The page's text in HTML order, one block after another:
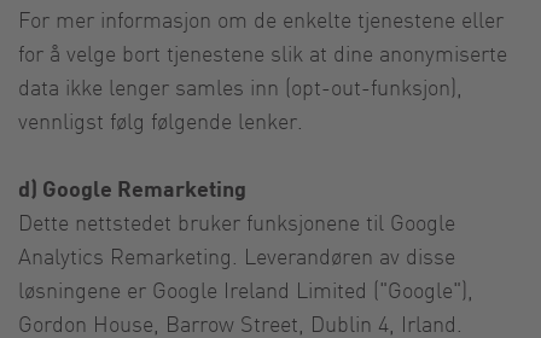
For mer informasjon om de enkelte tjenestene eller
for å velge bort tjenestene slik at dine anonymiserte
data ikke lenger samles inn (opt-out-funksjon),
vennligst følg følgende lenker.
d) Google Remarketing
Dette nettstedet bruker funksjonene til Google
Analytics Remarketing. Leverandøren av disse
løsningene er Google Ireland Limited ("Google"),
Gordon House, Barrow Street, Dublin 4, Irland.